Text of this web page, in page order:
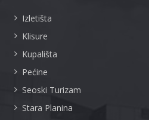
Izletišta
Klisure
Kupališta
Pećine
Seoski Turizam
Stara Planina